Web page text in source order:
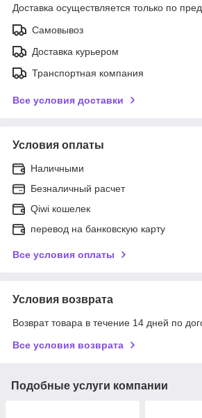
Доставка осуществляется только по
Самовывоз
Доставка курьером
Транспортная компания
Все условия доставки
Условия оплаты
Наличными
Безналичный расчет
Qiwi кошелек
перевод на банковскую карту
Все условия оплаты
Условия возврата
Возврат товара в течение 14 дней по
Все условия возврата
Подобные услуги компании